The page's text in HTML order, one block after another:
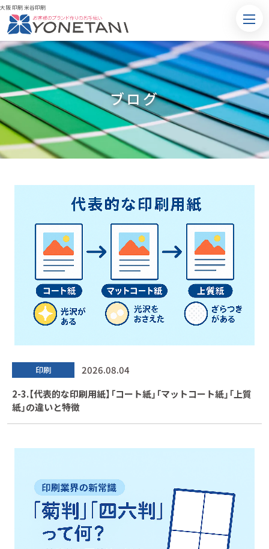
大阪 印刷 米谷印刷
ブログ
印刷
2026.08.04
2-3.【代表的な印刷用紙】「コート紙」「マットコート紙」「上質
紙」の違いと特徴